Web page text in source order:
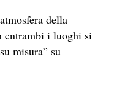
della
entrambi i luoghi si
misura” su